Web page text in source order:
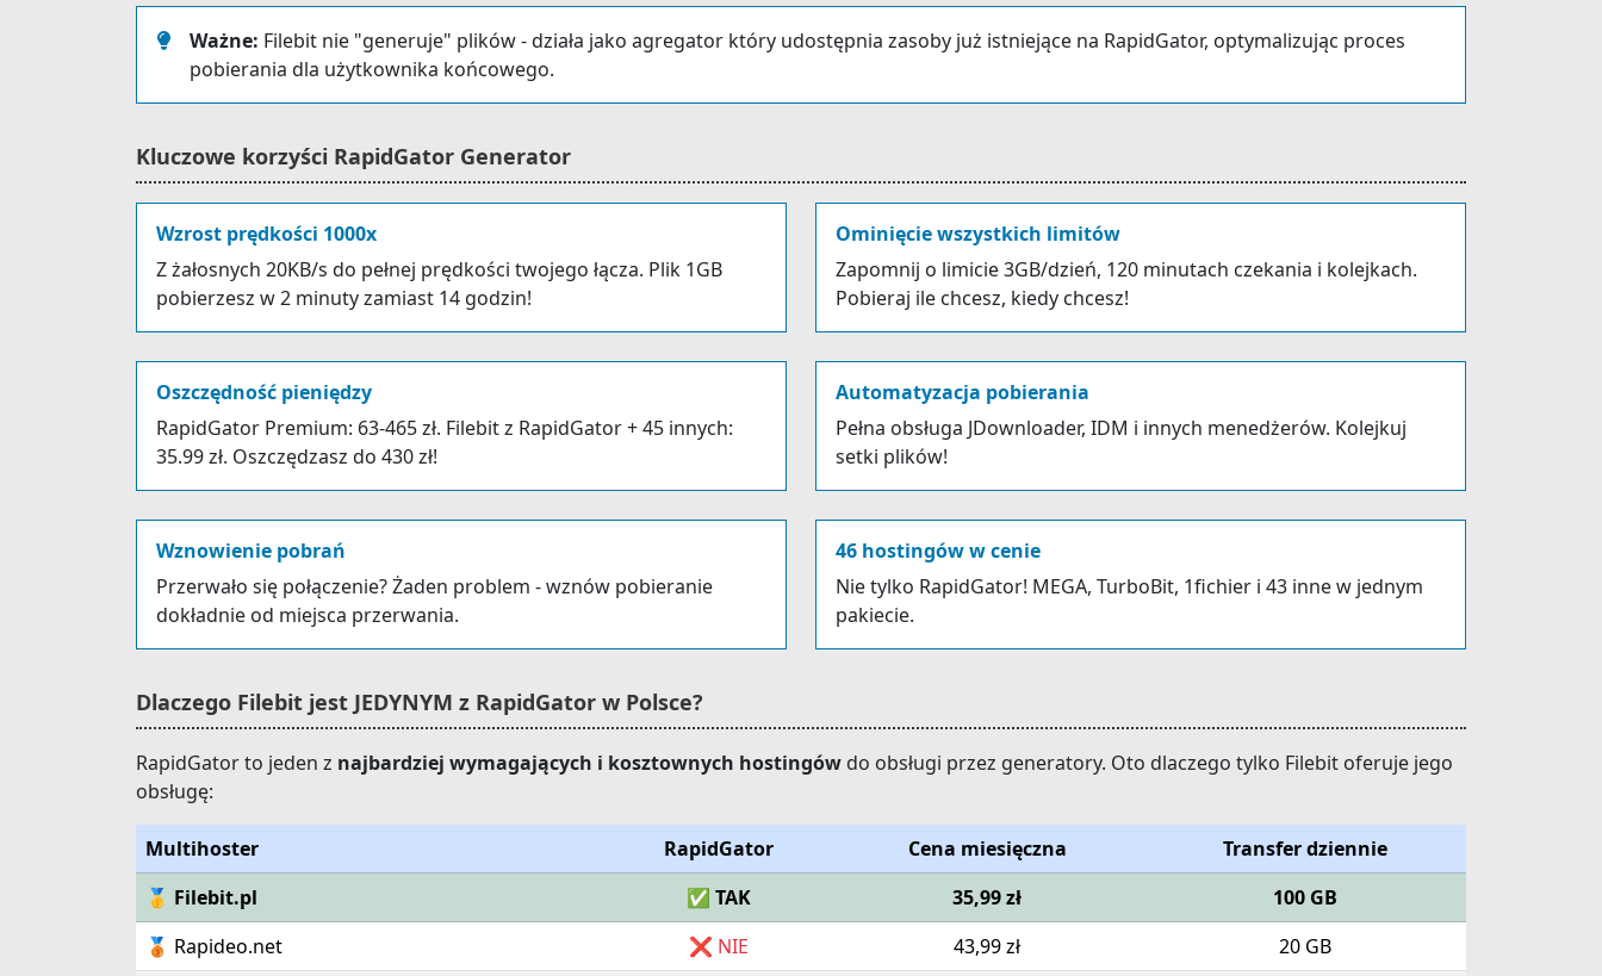
Ważne: Filebit nie "generuje" plików - działa jako agregator który udostępnia zasoby już istniejące na RapidGator, optymalizując proces
pobierania dla użytkownika końcowego.
Kluczowe korzyści RapidGator Generator
Wzrost prędkości 1000x
Z żałosnych 20KB/s do pełnej prędkości twojego łącza. Plik 1GB
pobierzesz w 2 minuty zamiast 14 godzin!
Ominięcie wszystkich limitów
Zapomnij o limicie 3GB/dzień, 120 minutach czekania i kolejkach.
Pobieraj ile chcesz, kiedy chcesz!
Oszczędność pieniędzy
RapidGator Premium: 63-465 zł. Filebit z RapidGator + 45 innych:
35.99 zł. Oszczędzasz do 430 zł!
Automatyzacja pobierania
Pełna obsługa JDownloader, IDM i innych menedżerów. Kolejkuj
setki plików!
Wznowienie pobrań
Przerwało się połączenie? Żaden problem - wznów pobieranie
dokładnie od miejsca przerwania.
46 hostingów w cenie
Nie tylko RapidGator! MEGA, TurboBit, 1fichier i 43 inne w jednym
pakiecie.
Dlaczego Filebit jest JEDYNYM z RapidGator w Polsce?
RapidGator to jeden z najbardziej wymagających i kosztownych hostingów do obsługi przez generatory. Oto dlaczego tylko Filebit oferuje jego
obsługę:
Multihoster RapidGator Cena miesięczna
Transfer dziennie
🥇 Filebit.pl
✅ TAK 35,99 zł
100 GB
🥉 Rapideo.net
❌ NIE 43,99 zł
20 GB